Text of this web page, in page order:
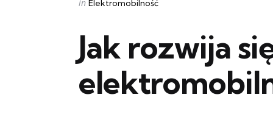
in Elektromobilność
Jak rozwija